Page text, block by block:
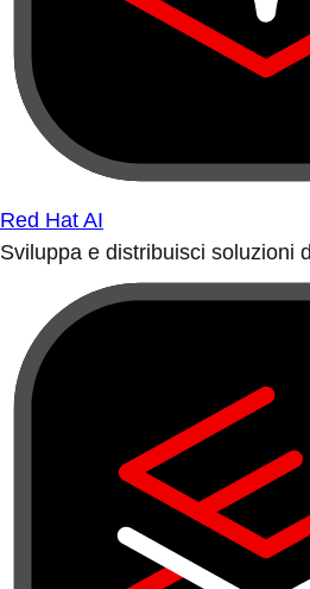
Red Hat AI
Sviluppa e distribuisci soluzioni